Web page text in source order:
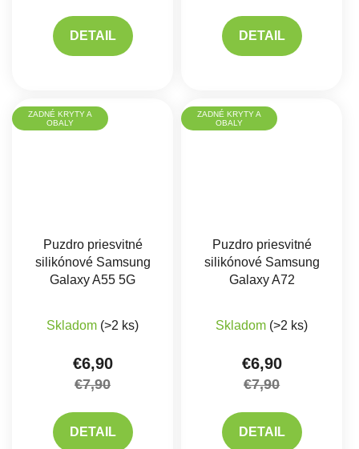
DETAIL DETAIL
ZADNÉ KRYTY A
OBALY
Puzdro priesvitné
silikónové Samsung
Galaxy A55 5G
Skladom (>2 ks)
€6,90
€7,90
DETAIL
ZADNÉ KRYTY A
OBALY
Puzdro priesvitné
silikónové Samsung
Galaxy A72
Skladom (>2 ks)
€6,90
€7,90
DETAIL